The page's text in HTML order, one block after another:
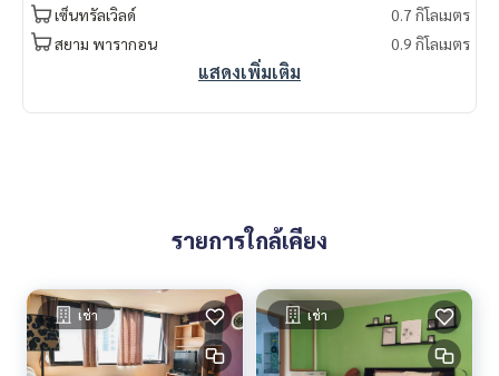
nt #LifeProperty #รีเจ้นท์รอยัลเพลส1คอนโดมิเนียม #Ratchad
amri
เซ็นทรัลเวิลด์
0.7 กิโลเมตร
สยาม พารากอน
0.9 กิโลเมตร
แสดงเพิ่มเติม
รายการใกล้เคียง
เช่า เช่า